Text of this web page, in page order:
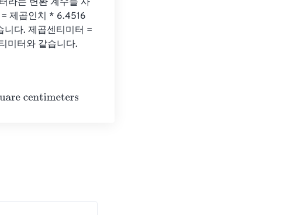
라는 변환 계수를 사
제곱인치 * 6.4516
다. 제곱센티미터 =
미터와 같습니다.